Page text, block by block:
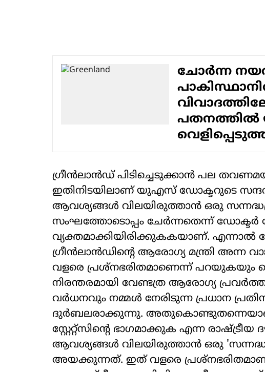
ചോർന്ന
ഗ്രീന്‍ലാന്‍ഡ് പിടിച്ചെടുക്കാന്‍ പല
ഇതിനിടയിലാണ് യുഎസ് ഡോക്ടറുടെ
ആവശ്യങ്ങള്‍ വിലയിരുത്താന്‍ ഒരു
സംഘത്തോടൊപ്പം ചേര്‍ന്നതെന്ന്
വ്യക്തമാക്കിയിരിക്കുകകയാണ്. എന്നാല്‍
ഗ്രീന്‍ലാന്‍ഡിന്റെ ആരോഗ്യ മന്ത്രി
വളരെ പ്രശ്‌നഭരിതമാണെന്ന് പറയുകയും
നിരന്തരമായി വേണ്ടത്ര ആരോഗ്യ
വര്‍ധനവും നമ്മള്‍ നേരിടുന്ന പ്രധാന
ദുര്‍ബലരാക്കുന്നു.
സ്റ്റേറ്റ്‌സിന്റെ ഭാഗമാക്കുക എന്ന
ആവശ്യങ്ങള്‍ വിലയിരുത്താന്‍ ഒരു
അയക്കുന്നത്. ഇത് വളരെ